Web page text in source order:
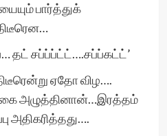
பார்த்துக்
தட் சப்ப்ப்ட்ட்….சப்ப்கட்ட்’
ஏதோ விழ….
அழுத்தினான்…இரத்தம்
அதிகரித்தது….